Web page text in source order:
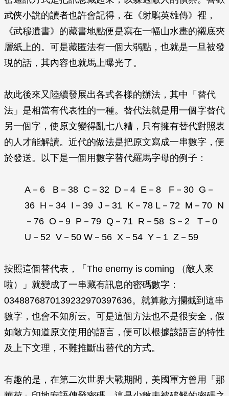
武俠小說的讀者也許會記得，在《射鵰英雄傳》裡，
《武穆遺書》的藏書地點便是寫在一幅山水畫的襯底夾
層紙上的。可是藏匿法有一個大弱點，也就是一旦被發
現的話，其內容也就馬上曝光了。
故此後來又陸續發展出各式各樣的辦法，其中「替代
法」是相當有代表性的一種。替代法就是用一個字替代
另一個字，使原文變得亂七八糟，只有擁有替代對照表
的人才能解讀。近代的做法是把原文寫成一串數字，便
於發送。以下是一個用數字替代羅馬字母的例子：
A－6 B－38 C－32 D－4 E－8 F－30 G－
36 H－34 I－39 J－31 K－78 L－72 M－70 N
－76 O－9 P－79 Q－71 R－58 S－2 T－0
U－52 V－50 W－56 X－54 Y－1 Z－59
按照這個替代表，「The enemy is coming （敵人來
啦）」就變成了一串藏有訊息的密碼數字：
0348876870139232970397636。就算敵方攔截到這串
數字，也會不知所云。可是這個方法也不是很安全，假
如敵方知道原文使用的語言，便可以根據該語言的特性
及上下文理，不難推斷出替代的方式。
有趣的是，在第二次世界大戰期間，美國軍方曾用「那